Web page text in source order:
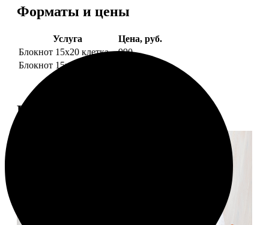
Форматы и цены
Услуга
Цена, руб.
Блокнот 15х20 клетка
990
Блокнот 15х20 линейка
Примеры работ